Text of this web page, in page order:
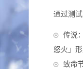
通过测
传说
怒火」
致命